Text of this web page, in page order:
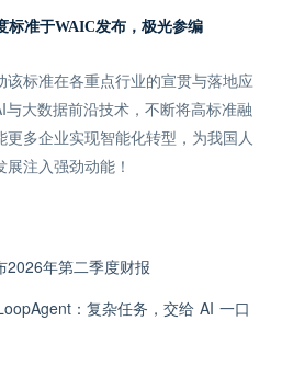
标准于WAIC发布，极光参编
标准在各重点行业的宣贯与落地应
大数据前沿技术，不断将高标准融
多企业实现智能化转型，为我国人
注入强劲动能！
2026年第二季度财报
：复杂任务，交给 AI 一口